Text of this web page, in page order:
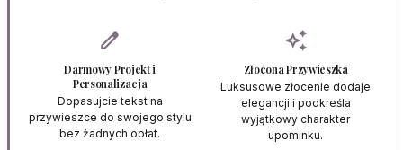
edit
Darmowy Projekt i
Personalizacja
Dopasujcie tekst na
przywieszce do swojego stylu
bez żadnych opłat.
auto_awesome
Złocona Przywieszka
Luksusowe złocenie dodaje
elegancji i podkreśla
wyjątkowy charakter
upominku.